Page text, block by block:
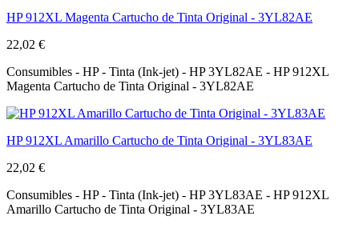
HP 912XL Magenta Cartucho de Tinta Original - 3YL82AE
22,02 €
Consumibles - HP - Tinta (Ink-jet) - HP 3YL82AE - HP 912XL
Magenta Cartucho de Tinta Original - 3YL82AE
HP 912XL Amarillo Cartucho de Tinta Original - 3YL83AE
22,02 €
Consumibles - HP - Tinta (Ink-jet) - HP 3YL83AE - HP 912XL
Amarillo Cartucho de Tinta Original - 3YL83AE